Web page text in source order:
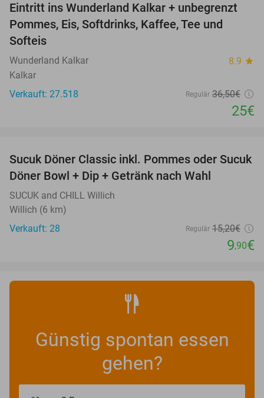
32%
Eintritt ins Wunderland Kalkar + unbegrenzt
Pommes, Eis, Softdrinks, Kaffee, Tee und
Softeis
Wunderland Kalkar 8.9 star
Kalkar
Verkauft: 27.518
Regulär 36,50€
25€
35%
Sucuk Döner Classic inkl. Pommes oder Sucuk
Döner Bowl + Dip + Getränk nach Wahl
SUCUK and CHILL Willich
Willich (6 km)
Verkauft: 28
Regulär 15,20€
9,90€
Günstig spontan essen
gehen?